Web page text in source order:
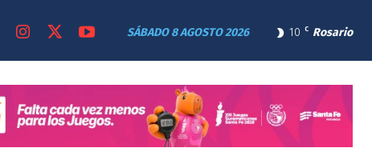
10 C Rosario
SÁBADO 8 AGOSTO 2026